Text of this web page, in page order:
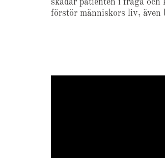
skadar patienten i fråga och
förstör människors liv, även